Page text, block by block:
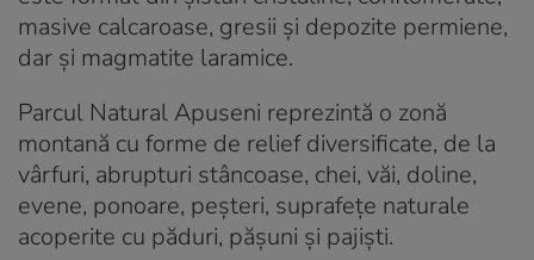
masive calcaroase, gresii și depozite permiene,
dar și magmatite laramice.
Parcul Natural Apuseni reprezintă o zonă
montană cu forme de relief diversificate, de la
vârfuri, abrupturi stâncoase, chei, văi, doline,
evene, ponoare, peșteri, suprafețe naturale
acoperite cu păduri, pășuni și pajiști.